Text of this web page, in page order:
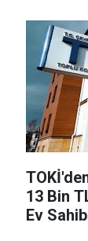
13 Bin
Ev